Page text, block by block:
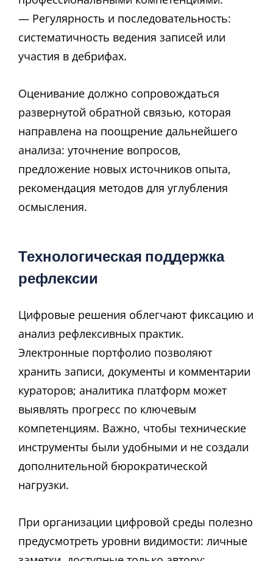
— Регулярность и последовательность:
систематичность ведения записей или
участия в дебрифах.
Оценивание должно сопровождаться
развернутой обратной связью, которая
направлена на поощрение дальнейшего
анализа: уточнение вопросов,
предложение новых источников опыта,
рекомендация методов для углубления
осмысления.
Технологическая поддержка
рефлексии
Цифровые решения облегчают фиксацию и
анализ рефлексивных практик.
Электронные портфолио позволяют
хранить записи, документы и комментарии
кураторов; аналитика платформ может
выявлять прогресс по ключевым
компетенциям. Важно, чтобы технические
инструменты были удобными и не создали
дополнительной бюрократической
нагрузки.
При организации цифровой среды полезно
предусмотреть уровни видимости: личные